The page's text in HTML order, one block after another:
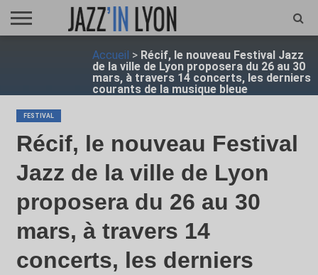
Accueil > Récif, le nouveau Festival Jazz
de la ville de Lyon proposera du 26 au 30
mars, à travers 14 concerts, les derniers
courants de la musique bleue
FESTIVAL
Récif, le nouveau Festival
Jazz de la ville de Lyon
proposera du 26 au 30
mars, à travers 14
concerts, les derniers